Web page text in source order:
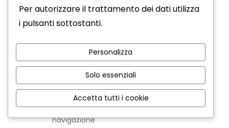
6.7) Fruizione contenuti da piattaforme esterne:
www.parrucchieraevaluna.it di incorporare
contenuti esterni (ad esempio video, font ecc.)
all'interno del sito web.
Vimeo Video
Soggetto coinvolto: Vimeo LLC
Dati personali raccolti: Cookie e Dati di
navigazione
Per autorizzare il trattamento dei dati utilizza
i pulsanti sottostanti.
Personalizza
Solo essenziali
Accetta tutti i cookie